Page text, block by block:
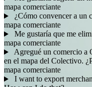
mapa comerciante
¿Cómo convencer a un
mapa comerciante
Me gustaría que me
mapa comerciante
Agregué un comercio a
en el mapa del Colectivo.
mapa comerciante
I want to export